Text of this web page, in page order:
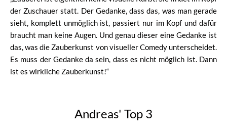
der Zuschauer statt. Der Gedanke, dass das, was man gerade
sieht, komplett unmöglich ist, passiert nur im Kopf und dafür
braucht man keine Augen. Und genau dieser eine Gedanke ist
das, was die Zauberkunst von visueller Comedy unterscheidet.
Es muss der Gedanke da sein, dass es nicht möglich ist. Dann
ist es wirkliche Zauberkunst!“
Andreas' Top 3